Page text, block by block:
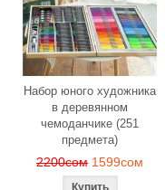
Набор юного художника
в деревянном
чемоданчике (251
предмета)
2200сом 1599сом